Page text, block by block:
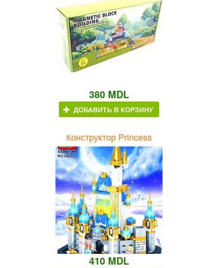
380 MDL
ДОБАВИТЬ В КОРЗИНУ
Конструктор Princess
410 MDL